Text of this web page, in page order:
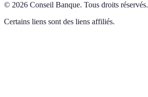
© 2026 Conseil Banque. Tous droits réservés.
Certains liens sont des liens affiliés.